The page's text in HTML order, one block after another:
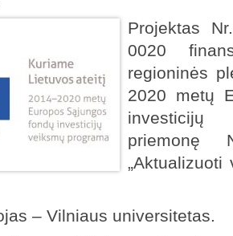
Projektas
0020
regioninės
2020 metų
investicijų
priemonę
– Vilniaus universitetas.